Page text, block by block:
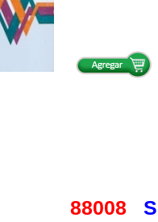
88008